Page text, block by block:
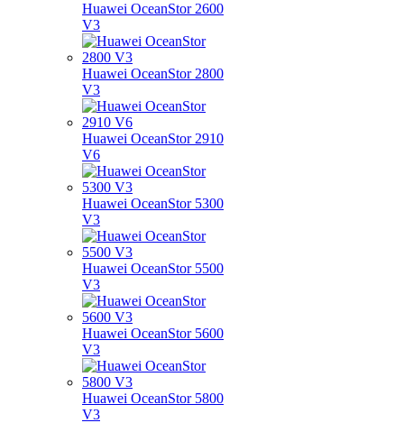
Huawei OceanStor 2600
V3
Huawei OceanStor 2800
V3
Huawei OceanStor 2910
V6
Huawei OceanStor 5300
V3
Huawei OceanStor 5500
V3
Huawei OceanStor 5600
V3
Huawei OceanStor 5800
V3